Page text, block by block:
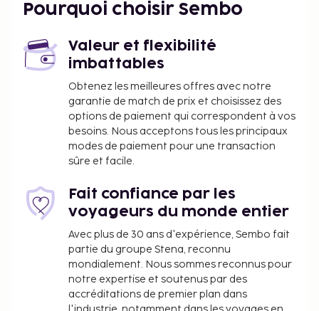
Pourquoi choisir Sembo
Valeur et flexibilité
imbattables
Obtenez les meilleures offres avec notre
garantie de match de prix et choisissez des
options de paiement qui correspondent à vos
besoins. Nous acceptons tous les principaux
modes de paiement pour une transaction
sûre et facile.
Fait confiance par les
voyageurs du monde entier
Avec plus de 30 ans d'expérience, Sembo fait
partie du groupe Stena, reconnu
mondialement. Nous sommes reconnus pour
notre expertise et soutenus par des
accréditations de premier plan dans